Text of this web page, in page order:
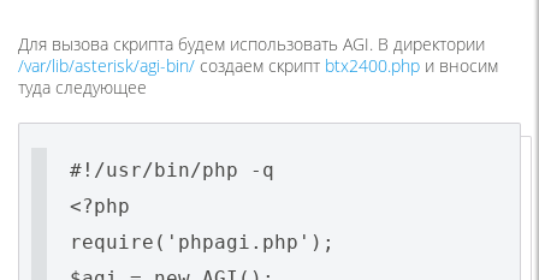
Для вызова скрипта будем использовать AGI. В директории
/var/lib/asterisk/agi-bin/ создаем скрипт btx2400.php и вносим
туда следующее
#!/usr/bin/php -q
<?php
require('phpagi.php');